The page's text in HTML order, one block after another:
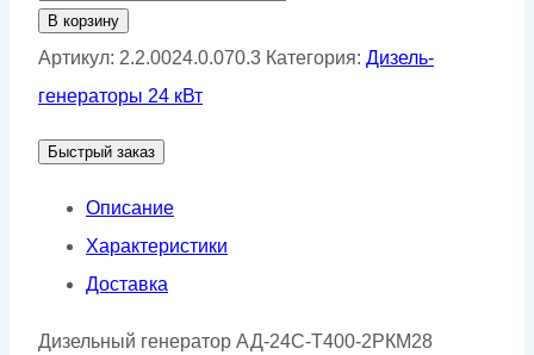
товара
Дизельный
генератор
Т400-
2РКМ28
В корзину
Артикул: 2.2.0024.0.070.3 Категория: Дизель-
генераторы 24 кВт
Быстрый заказ
Описание
Характеристики
Доставка
Дизельный генератор АД-24С-Т400-2РКМ28